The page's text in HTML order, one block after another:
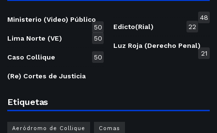
Ministerio (Video) Público
50
Lima Norte (VE)
50
Caso Collique 50
(Re) Cortes de Justicia
48
Edicto(Rial)
22
Luz Roja (Derecho Penal)
21
Etiquetas
Aeródromo de Collique Comas